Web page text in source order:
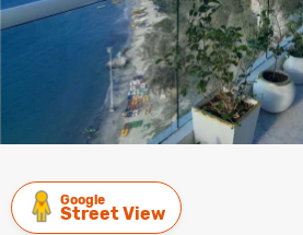
Google
Street View